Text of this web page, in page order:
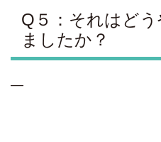
Q５：それはど
ましたか？
—